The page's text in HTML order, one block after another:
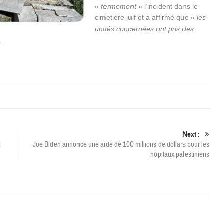
« fermement» l’incident dans le
cimetière juif et a affirmé que « les
unités concernées ont pris des
Next :
Joe Biden annonce une aide de 100 millions de dollars pour les
hôpitaux palestiniens